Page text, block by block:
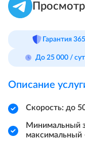
Гарантия 365
До 25 000 /
Описание
Скорость: до
Минимальный
максимальный